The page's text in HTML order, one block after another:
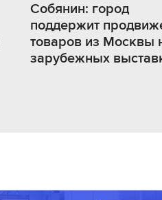
Собянин: город
поддержит
товаров из Москвы
зарубежных